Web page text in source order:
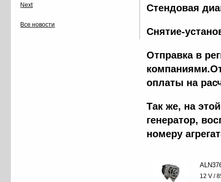
Стендовая
Снятие-
Отправка в
оплаты на
Так же, на
генератор,
номеру
12 V /
Next
Все новости